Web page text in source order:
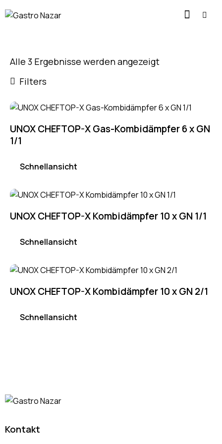
Alle 3 Ergebnisse werden angezeigt
Filters
UNOX CHEFTOP-X Gas-Kombidämpfer 6 x GN
1/1
Schnellansicht
UNOX CHEFTOP-X Kombidämpfer 10 x GN 1/1
Schnellansicht
UNOX CHEFTOP-X Kombidämpfer 10 x GN 2/1
Schnellansicht
Kontakt